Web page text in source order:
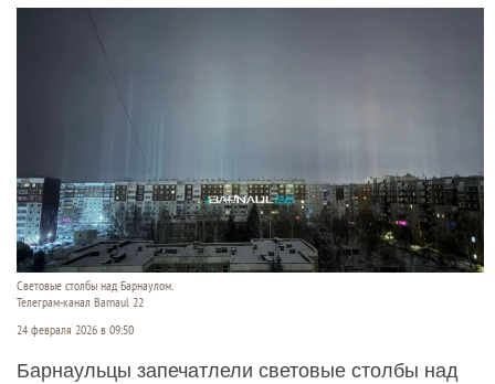
Световые столбы над Барнаулом.
Телеграм-канал Barnaul 22
24 февраля 2026 в 09:50
Барнаульцы запечатлели световые столбы над